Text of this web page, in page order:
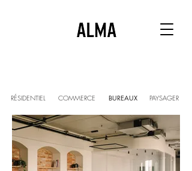
PAYSAGER
RÉSIDENTIEL COMMERCE BUREAUX